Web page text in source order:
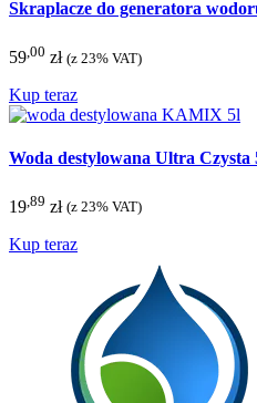
Skraplacze do generatora
59 ,00 zł (z 23% VAT)
Kup teraz
Woda destylowana Ultra
19 ,89 zł (z 23% VAT)
Kup teraz